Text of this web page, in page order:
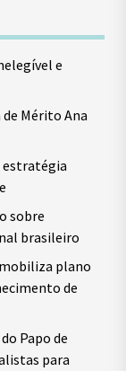
e
Mérito Ana
estratégia
sobre
brasileiro
plano
de
Papo de
para